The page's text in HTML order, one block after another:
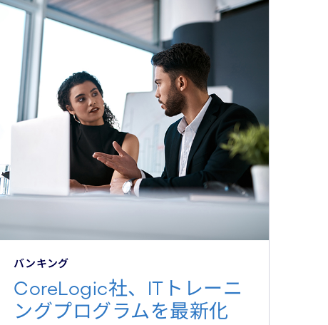
バンキング
CoreLogic社、ITトレーニ
ングプログラムを最新化